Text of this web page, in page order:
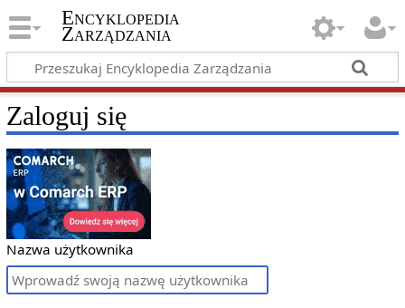
Encyklopedia
Zarządzania
Zaloguj się
Nazwa użytkownika